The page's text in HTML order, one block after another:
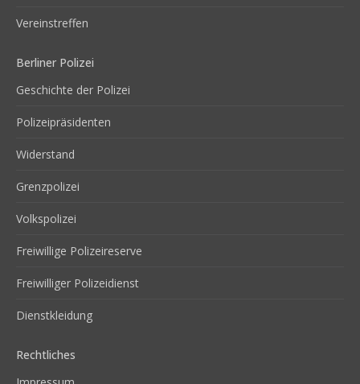
Vereinstreffen
Berliner Polizei
Geschichte der Polizei
Polizeipräsidenten
Widerstand
Grenzpolizei
Volkspolizei
Freiwillige Polizeireserve
Freiwilliger Polizeidienst
Dienstkleidung
Rechtliches